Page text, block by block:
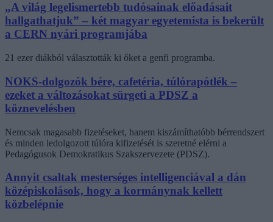
„A világ legelismertebb tudósainak előadásait
hallgathatjuk” – két magyar egyetemista is bekerült
a CERN nyári programjába
21 ezer diákból választották ki őket a genfi programba.
NOKS-dolgozók bére, cafetéria, túlórapótlék –
ezeket a változásokat sürgeti a PDSZ a
köznevelésben
Nemcsak magasabb fizetéseket, hanem kiszámíthatóbb bérrendszert
és minden ledolgozott túlóra kifizetését is szeretné elérni a
Pedagógusok Demokratikus Szakszervezete (PDSZ).
Annyit csaltak mesterséges intelligenciával a dán
középiskolások, hogy a kormánynak kellett
közbelépnie